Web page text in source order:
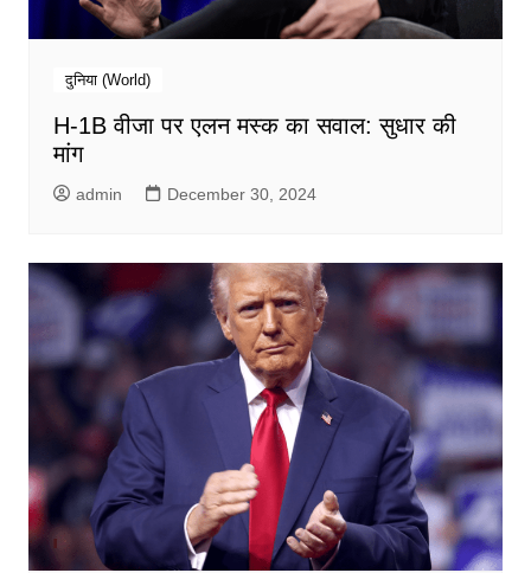
दुनिया (World)
H-1B वीजा पर एलन मस्क का सवाल: सुधार की
मांग
admin December 30, 2024